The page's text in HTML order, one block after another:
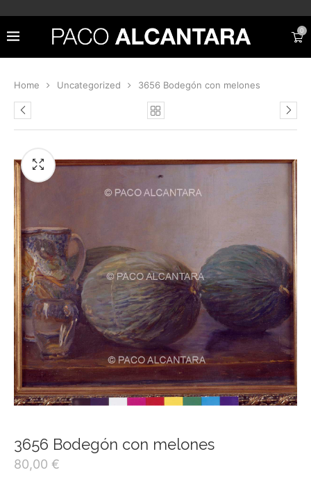
0
Home Uncategorized 3656 Bodegón con melones
3656 Bodegón con melones
80,00 €